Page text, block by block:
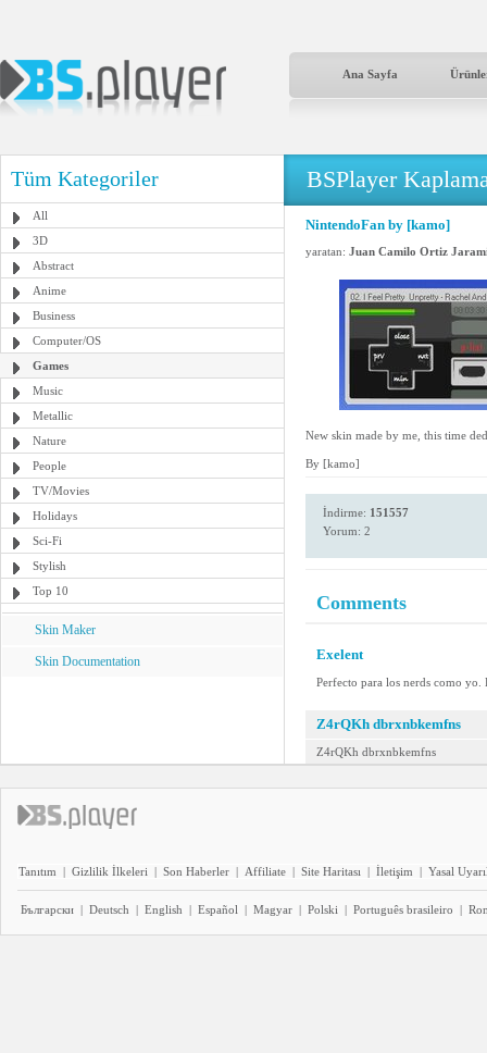
Ana Sayfa
Tüm Kategoriler
All
3D
Abstract
Anime
Business
Computer/OS
Games
Music
Metallic
Nature
People
TV/Movies
Holidays
Sci-Fi
Stylish
Top 10
Skin Maker
Skin Documentation
BSPlayer
NintendoFan by [kamo]
yaratan: Juan Camilo Ortiz
New skin made by me, this time
By [kamo]
İndirme: 151557
Yorum: 2
Comments
Exelent
Perfecto para los nerds como yo.
Z4rQKh dbrxnbkemfns
Z4rQKh dbrxnbkemfns
Tanıtım | Gizlilik İlkeleri | Son Haberler | Affiliate | Site Haritası | İletişim | Yasal
Български | Deutsch | English | Español | Magyar | Polski | Português brasileiro |